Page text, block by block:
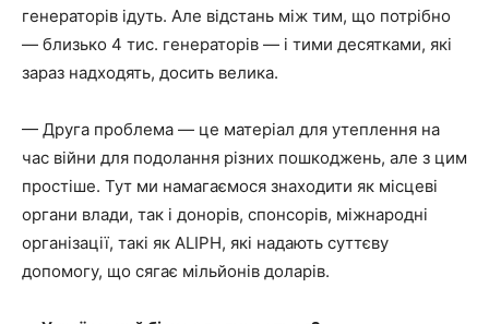
генераторів ідуть. Але відстань між тим, що потрібно
— близько 4 тис. генераторів — і тими десятками, які
зараз надходять, досить велика.
— Друга проблема — це матеріал для утеплення на
час війни для подолання різних пошкоджень, але з цим
простіше. Тут ми намагаємося знаходити як місцеві
органи влади, так і донорів, спонсорів, міжнародні
організації, такі як ALIPH, які надають суттєву
допомогу, що сягає мільйонів доларів.